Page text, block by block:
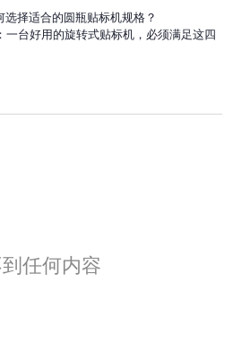
选择适合的圆瓶贴标机规格？
一台好用的旋转式贴标机，必须满足这四
任何内容